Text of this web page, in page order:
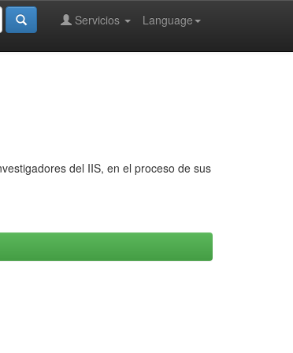
Language
Servicios
del IIS, en el proceso de sus